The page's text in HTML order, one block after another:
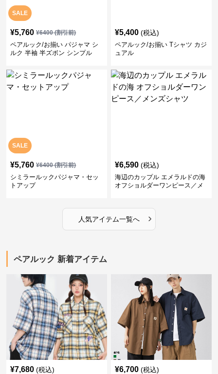
SALE
¥5,760 ¥6400(割引前)
ペアルック/お揃い パジャマ シ
ルク 半袖 半ズボン シンプル
¥5,400 (税込)
ペアルック/お揃い Tシャツ カジ
ュアル
SALE
¥5,760 ¥6400(割引前)
シミラールックパジャマ・セッ
トアップ
¥6,590 (税込)
海辺のカップル エメラルドの海
オフショルダーワンピース／メ
人気アイテム一覧へ ›
ペアルック 新着アイテム
¥7,680 (税込) ¥6,700 (税込)